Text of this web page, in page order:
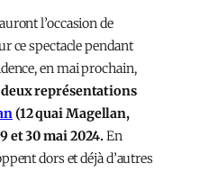
l’occasion de
ce spectacle pendant
en mai prochain,
deux représentations
(12 quai Magellan,
et 30 mai 2024. En
dors et déjà d’autres